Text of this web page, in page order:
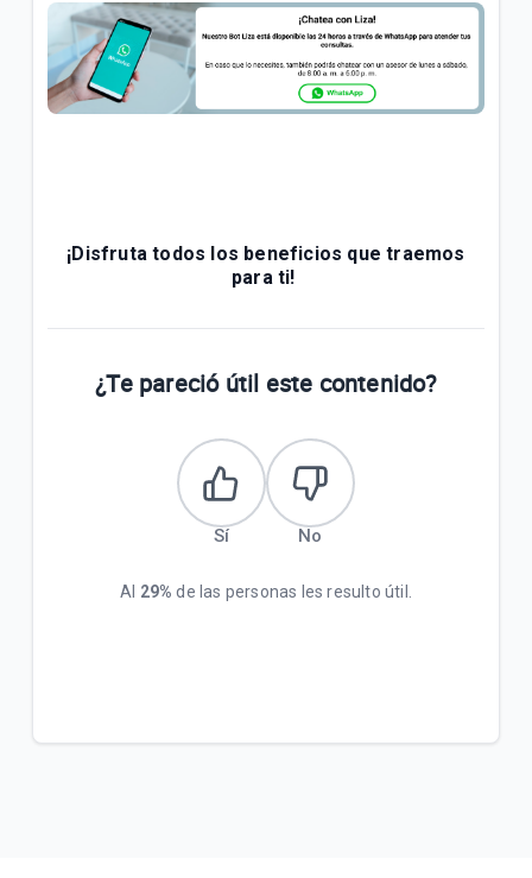
¡Disfruta todos los beneficios que traemos
para ti!
¿Te pareció útil este contenido?
Sí No
Al 29% de las personas les resulto útil.